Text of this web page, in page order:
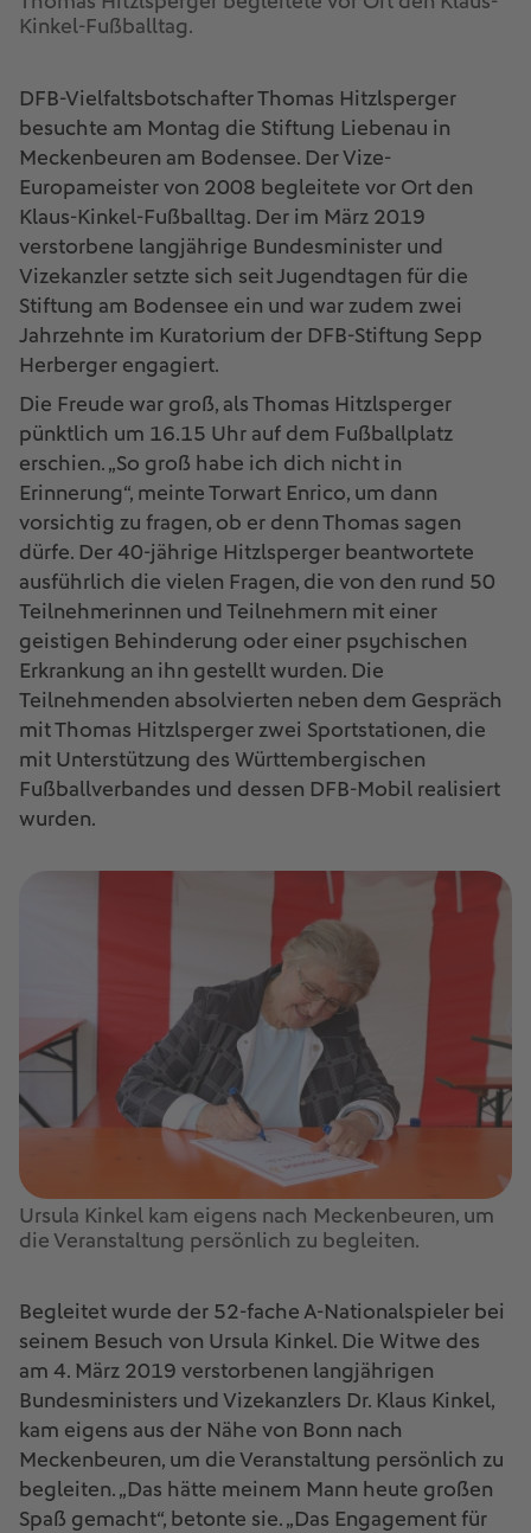
Kinkel-Fußballtag.
DFB-Vielfaltsbotschafter Thomas Hitzlsperger
besuchte am Montag die Stiftung Liebenau in
Meckenbeuren am Bodensee. Der Vize-
Europameister von 2008 begleitete vor Ort den
Klaus-Kinkel-Fußballtag. Der im März 2019
verstorbene langjährige Bundesminister und
Vizekanzler setzte sich seit Jugendtagen für die
Stiftung am Bodensee ein und war zudem zwei
Jahrzehnte im Kuratorium der DFB-Stiftung Sepp
Herberger engagiert.
Die Freude war groß, als Thomas Hitzlsperger
pünktlich um 16.15 Uhr auf dem Fußballplatz
erschien. „So groß habe ich dich nicht in
Erinnerung“, meinte Torwart Enrico, um dann
vorsichtig zu fragen, ob er denn Thomas sagen
dürfe. Der 40-jährige Hitzlsperger beantwortete
ausführlich die vielen Fragen, die von den rund 50
Teilnehmerinnen und Teilnehmern mit einer
geistigen Behinderung oder einer psychischen
Erkrankung an ihn gestellt wurden. Die
Teilnehmenden absolvierten neben dem Gespräch
mit Thomas Hitzlsperger zwei Sportstationen, die
mit Unterstützung des Württembergischen
Fußballverbandes und dessen DFB-Mobil realisiert
wurden.
Ursula Kinkel kam eigens nach Meckenbeuren, um
die Veranstaltung persönlich zu begleiten.
Begleitet wurde der 52-fache A-Nationalspieler bei
seinem Besuch von Ursula Kinkel. Die Witwe des
am 4. März 2019 verstorbenen langjährigen
Bundesministers und Vizekanzlers Dr. Klaus Kinkel,
kam eigens aus der Nähe von Bonn nach
Meckenbeuren, um die Veranstaltung persönlich zu
begleiten. „Das hätte meinem Mann heute großen
Spaß gemacht“, betonte sie. „Das Engagement für